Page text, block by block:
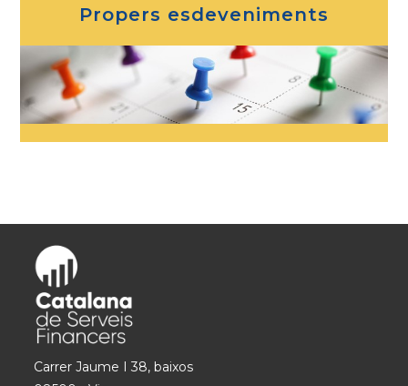
Propers esdeveniments
Carrer Jaume I 38, baixos